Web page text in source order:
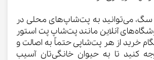
می‌توانید به پت‌شاپ‌های محلی در
آنلاین مانند پت‌شاپ پت استور
خرید از هر پت‌شاپی حتماً به اصالت و
کنید تا به حیوان خانگی‌تان آسیب